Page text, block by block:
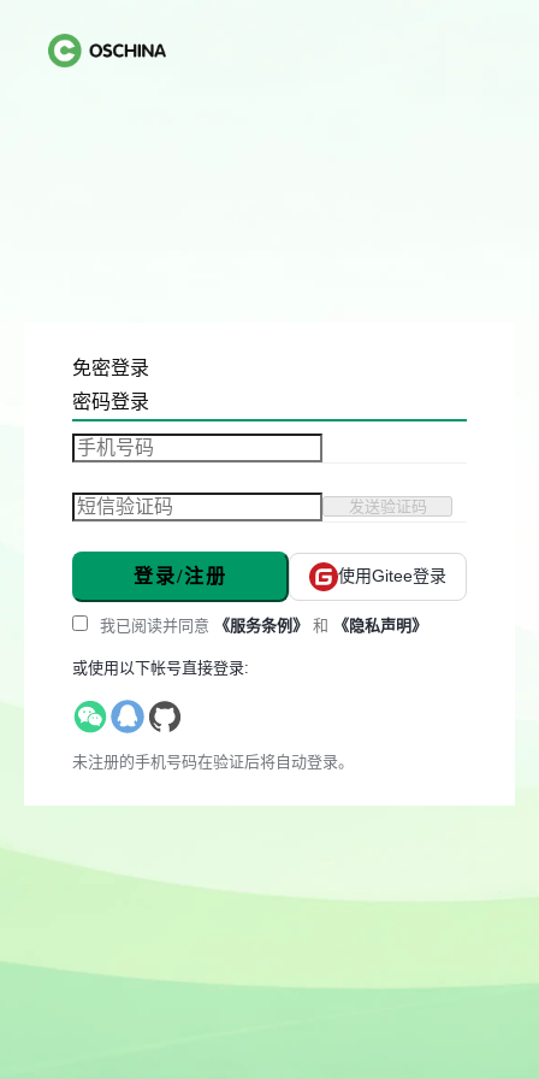
免密登录
密码登录
发送验证码
登录/注册 使用Gitee登录
我已阅读并同意 《服务条例》 和 《隐私声明》
或使用以下帐号直接登录:
未注册的手机号码在验证后将自动登录。